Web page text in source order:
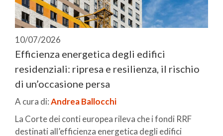
10/07/2026
Efficienza energetica degli edifici
residenziali: ripresa e resilienza, il rischio
di un’occasione persa
A cura di:Andrea Ballocchi
La Corte dei conti europea rileva che i fondi RRF
destinati all’efficienza energetica degli edifici